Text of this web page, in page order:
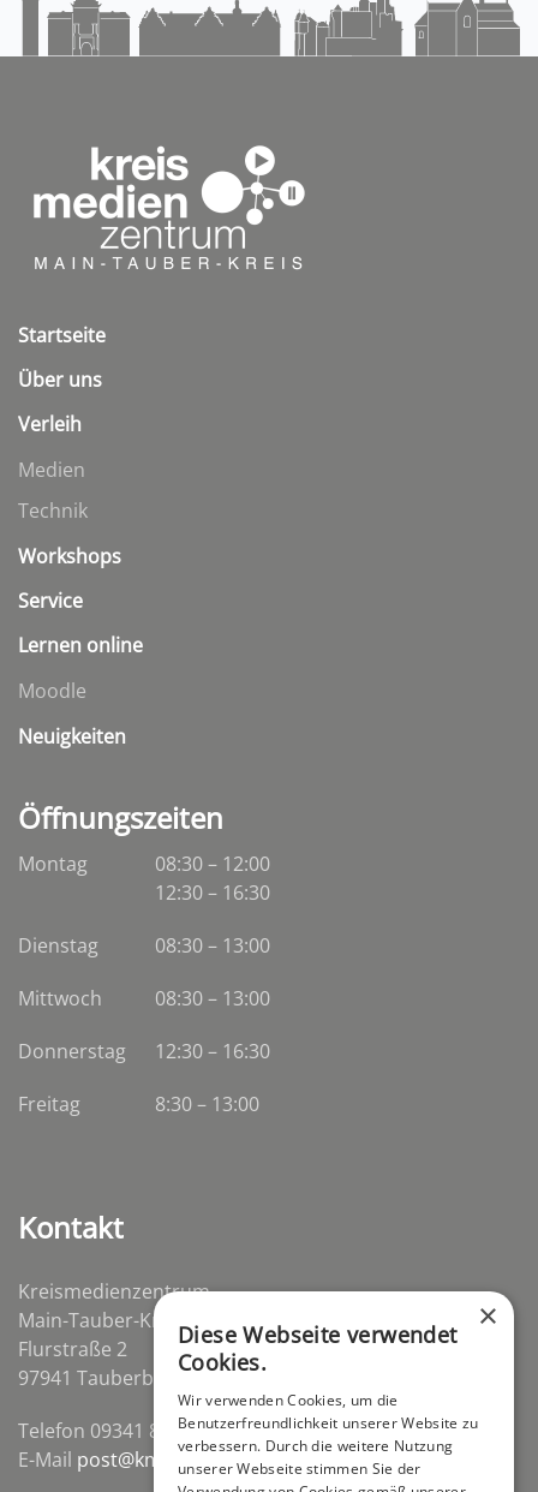
Startseite
Über uns
Verleih
Medien
Technik
Workshops
Service
Lernen online
Moodle
Neuigkeiten
Öffnungszeiten
Montag
08:30 – 12:00
12:30 – 16:30
Dienstag
08:30– 13:00
Mittwoch
08:30– 13:00
Donnerstag
12:30 – 16:30
Freitag
8:30 – 13:00
Kontakt
Kreismedienzentrum
Main-Tauber-Kreis
Flurstraße 2
97941 Tauberbischofsheim-Distelhausen
Telefon 09341 84670
E-Mail post@kmz-tbb.de
×
Diese Webseite verwendet
Cookies.
Wir verwenden Cookies, um die
Benutzerfreundlichkeit unserer Website zu
verbessern. Durch die weitere Nutzung
unserer Webseite stimmen Sie der